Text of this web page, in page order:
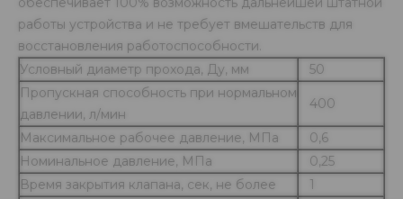
работы устройства и не требует вмешательств для
восстановления работоспособности.
Условный диаметр прохода, Ду, мм
50
Пропускная способность при нормальном
давлении, л/мин
400
Максимальное рабочее давление, МПа
0,6
Номинальное давление, МПа
0,25
Время закрытия клапана, сек, не более
1